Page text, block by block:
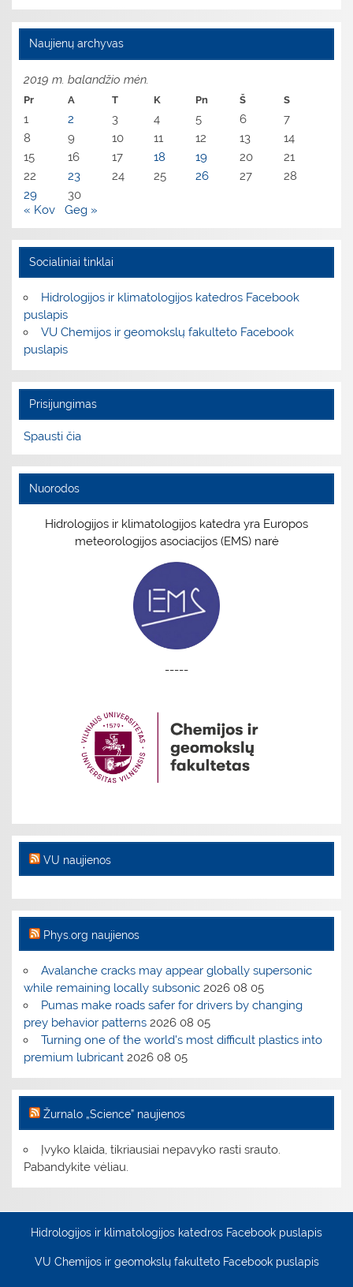
Naujienų archyvas
2019 m. balandžio mėn.
Pr A T K Pn Š S
1 2 3 4 5 6
7
8
9 10 11 12 13
14
15
16 17 18 19 20
21
22
23 24 25 26 27
28
29
30
« Kov
Geg »
Socialiniai tinklai
Hidrologijos ir klimatologijos katedros Facebook
puslapis
VU Chemijos ir geomokslų fakulteto Facebook
puslapis
Prisijungimas
Spausti čia
Nuorodos
Hidrologijos ir klimatologijos katedra yra Europos
meteorologijos asociacijos (EMS) narė
-----
VU naujienos
Phys.org naujienos
Avalanche cracks may appear globally supersonic
while remaining locally subsonic 2026 08 05
Pumas make roads safer for drivers by changing
prey behavior patterns 2026 08 05
Turning one of the world's most difficult plastics into
premium lubricant 2026 08 05
Žurnalo „Science” naujienos
Įvyko klaida, tikriausiai nepavyko rasti srauto.
Pabandykite vėliau.
Hidrologijos ir klimatologijos katedros Facebook puslapis
VU Chemijos ir geomokslų fakulteto Facebook puslapis